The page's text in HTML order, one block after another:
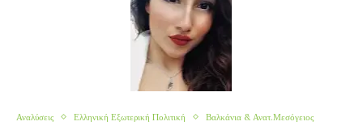
Αναλύσεις Ελληνική Εξωτερική Πολιτική Βαλκάνια & Ανατ.Μεσόγειος